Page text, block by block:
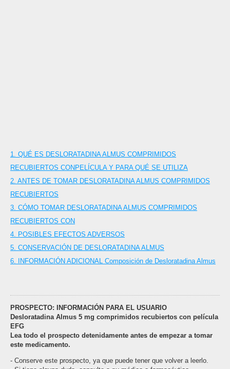
1. QUÉ ES DESLORATADINA ALMUS COMPRIMIDOS
RECUBIERTOS CONPELÍCULA Y PARA QUÉ SE UTILIZA
2. ANTES DE TOMAR DESLORATADINA ALMUS COMPRIMIDOS
RECUBIERTOS
3. CÓMO TOMAR DESLORATADINA ALMUS COMPRIMIDOS
RECUBIERTOS CON
4. POSIBLES EFECTOS ADVERSOS
5. CONSERVACIÓN DE DESLORATADINA ALMUS
6. INFORMACIÓN ADICIONAL Composición de Desloratadina Almus
PROSPECTO: INFORMACIÓN PARA EL USUARIO
Desloratadina Almus 5 mg comprimidos recubiertos con película
EFG
Lea todo el prospecto detenidamente antes de empezar a tomar
este medicamento.
- Conserve este prospecto, ya que puede tener que volver a leerlo.